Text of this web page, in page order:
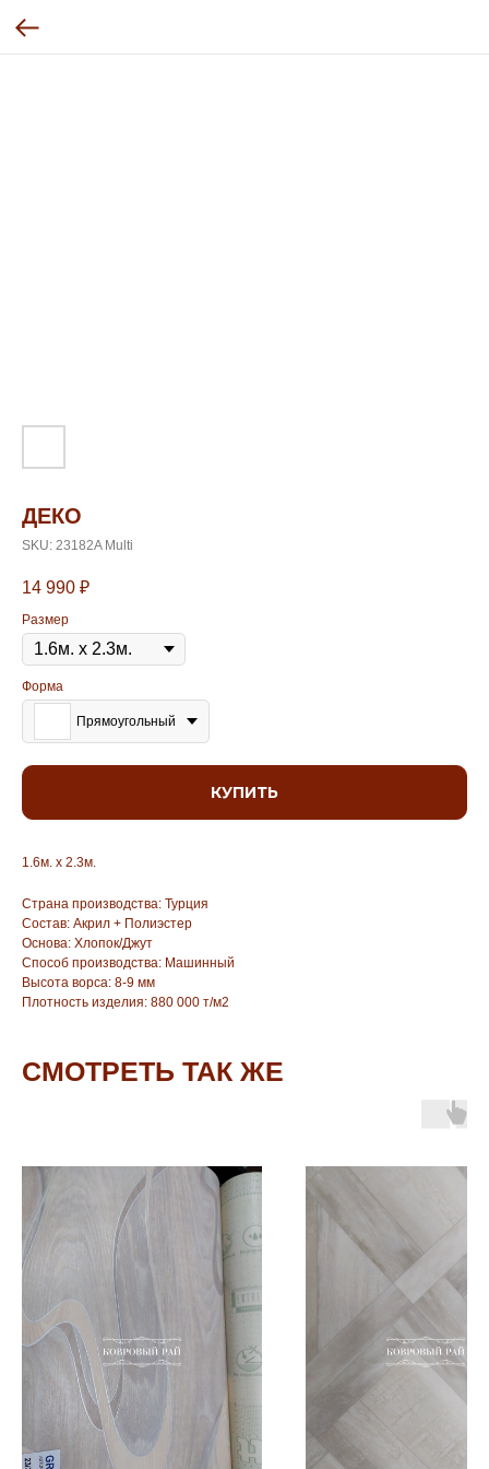
ДЕКО
SKU: 23182A Multi
14 990 ₽
Размер
Форма
Прямоугольный
КУПИТЬ
1.6м. х 2.3м.
Страна производства: Турция
Состав: Акрил + Полиэстер
Основа: Хлопок/Джут
Способ производства: Машинный
Высота ворса: 8-9 мм
Плотность изделия: 880 000 т/м2
СМОТРЕТЬ ТАК ЖЕ